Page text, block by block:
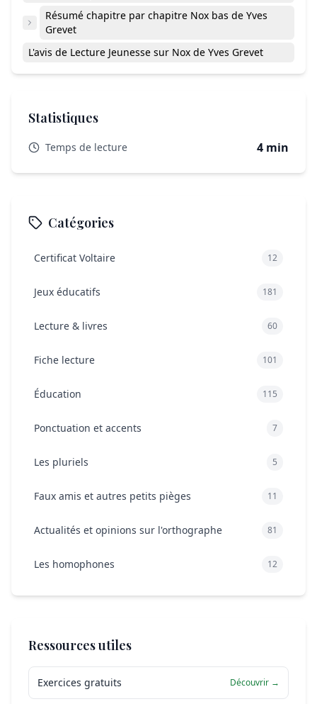
Résumé chapitre par chapitre Nox bas de Yves
Grevet
L'avis de Lecture Jeunesse sur Nox de Yves Grevet
Statistiques
Temps de lecture 4 min
Catégories
Certificat Voltaire 12
Jeux éducatifs 181
Lecture & livres 60
Fiche lecture 101
Éducation 115
Ponctuation et accents 7
Les pluriels 5
Faux amis et autres petits pièges 11
Actualités et opinions sur l'orthographe 81
Les homophones 12
Ressources utiles
Exercices gratuits Découvrir →